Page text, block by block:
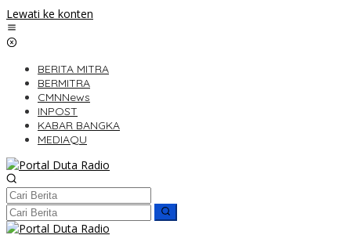
Lewati ke konten
BERITA MITRA
BERMITRA
CMNNews
INPOST
KABAR BANGKA
MEDIAQU